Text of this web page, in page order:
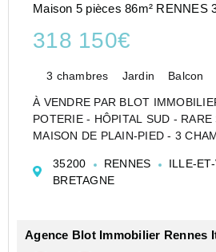
Maison 5 pièces 86m² RENNES
318 150€
3 chambres Jardin Balcon
À VENDRE PAR BLOT
POTERIE - HÔPITAL SUD -
MAISON DE PLAIN-PIED - 3
Découvrez cette agréable maison
pour une famille, située dans un
35200 RENNES
ILLE-
BRETAGNE
Agence Blot Immobilier Rennes